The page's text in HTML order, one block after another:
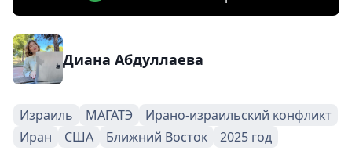
Диана Абдуллаева
Израиль МАГАТЭ
Ирано-израильский конфликт
Иран
США Ближний Восток 2025 год